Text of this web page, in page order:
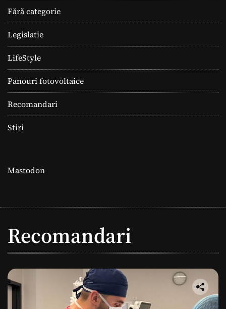
Fără categorie
Legislatie
LifeStyle
Panouri fotovoltaice
Recomandari
Stiri
Mastodon
Recomandari